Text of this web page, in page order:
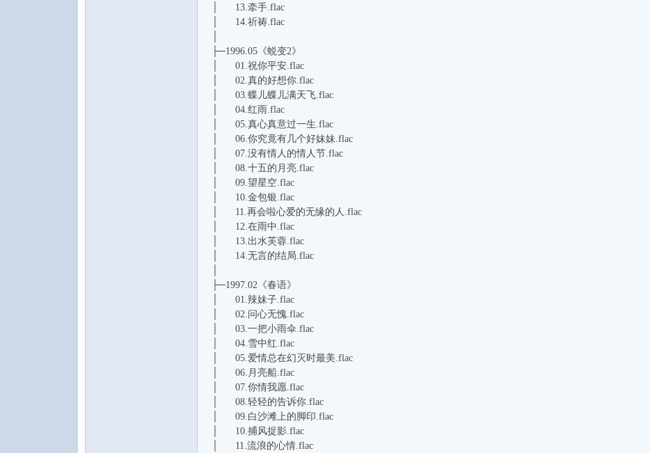
│ 13.牵手.flac
│ 14.祈祷.flac
├─1996.05《蜕变2》
│ 01.祝你平安.flac
│ 02.真的好想你.flac
│ 03.蝶儿蝶儿满天飞.flac
│ 04.红雨.flac
│ 05.真心真意过一生.flac
│ 06.你究竟有几个好妹妹.flac
│ 07.没有情人的情人节.flac
│ 08.十五的月亮.flac
│ 09.望星空.flac
│ 10.金包银.flac
│ 11.再会啦心爱的无缘的人.flac
│ 12.在雨中.flac
│ 13.出水芙蓉.flac
│ 14.无言的结局.flac
├─1997.02《春语》
│ 01.辣妹子.flac
│ 02.问心无愧.flac
│ 03.一把小雨伞.flac
│ 04.雪中红.flac
│ 05.爱情总在幻灭时最美.flac
│ 06.月亮船.flac
│ 07.你情我愿.flac
│ 08.轻轻的告诉你.flac
│ 09.白沙滩上的脚印.flac
│ 10.捕风捉影.flac
│ 11.流浪的心情.flac